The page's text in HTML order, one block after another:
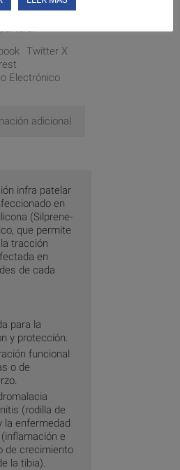
Twitter X
Electrónico
adicional
infra patelar
en
(Silprene-
que permite
tracción
en
de cada
para la
y protección.
funcional
o de
(rodilla de
la enfermedad
e
de crecimiento
la tibia).